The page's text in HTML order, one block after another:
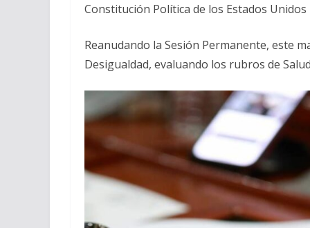
Constitución Política de los Estados
Reanudando la Sesión Permanente, este
Desigualdad, evaluando los rubros de